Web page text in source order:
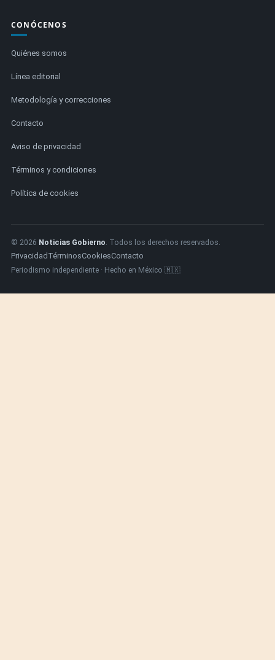
CONÓCENOS
Quiénes somos
Línea editorial
Metodología y correcciones
Contacto
Aviso de privacidad
Términos y condiciones
Política de cookies
© 2026 Noticias Gobierno. Todos los derechos reservados.
Privacidad TérminosCookiesContacto
Periodismo independiente · Hecho en México 🇲🇽